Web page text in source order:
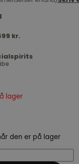
kr.
lager
den er på lager